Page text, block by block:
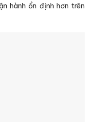
hành ổn định hơn trên